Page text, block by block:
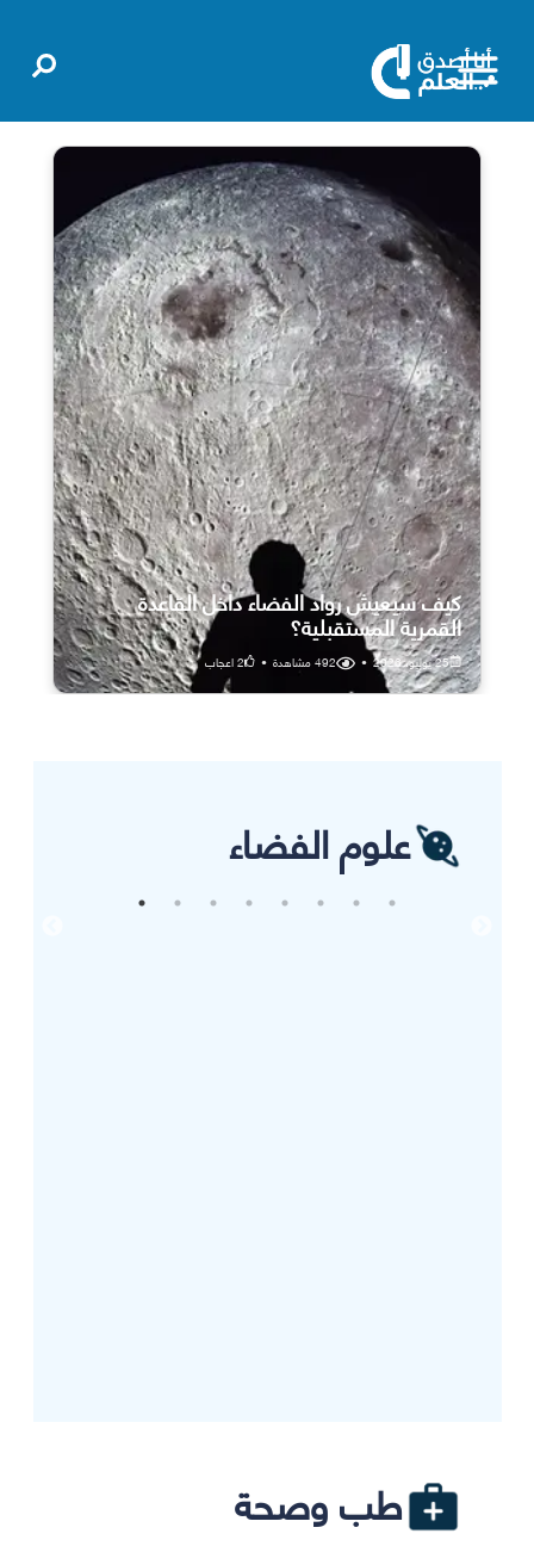
كيف سيعيش رواد الفضاء داخل القاعدة
القمرية المستقبلية؟
25 يوليو، 2026 •
492مشاهدة •
2اعجاب
علوم الفضاء
طب وصحة